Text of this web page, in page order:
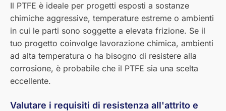
Il PTFE è ideale per progetti esposti a sostanze
chimiche aggressive, temperature estreme o ambienti
in cui le parti sono soggette a elevata frizione. Se il
tuo progetto coinvolge lavorazione chimica, ambienti
ad alta temperatura o ha bisogno di resistere alla
corrosione, è probabile che il PTFE sia una scelta
eccellente.
Valutare i requisiti di resistenza all'attrito e